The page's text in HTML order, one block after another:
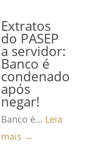
Extratos
do PASEP
a servidor:
Banco é
condenado
após
negar!
Banco é... Leia
mais →